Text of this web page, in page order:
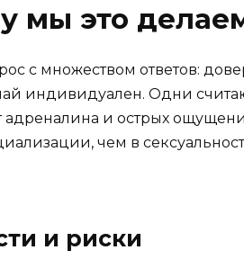
мы это
с множеством ответов:
индивидуален. Одни
и острых
чем в
и риски